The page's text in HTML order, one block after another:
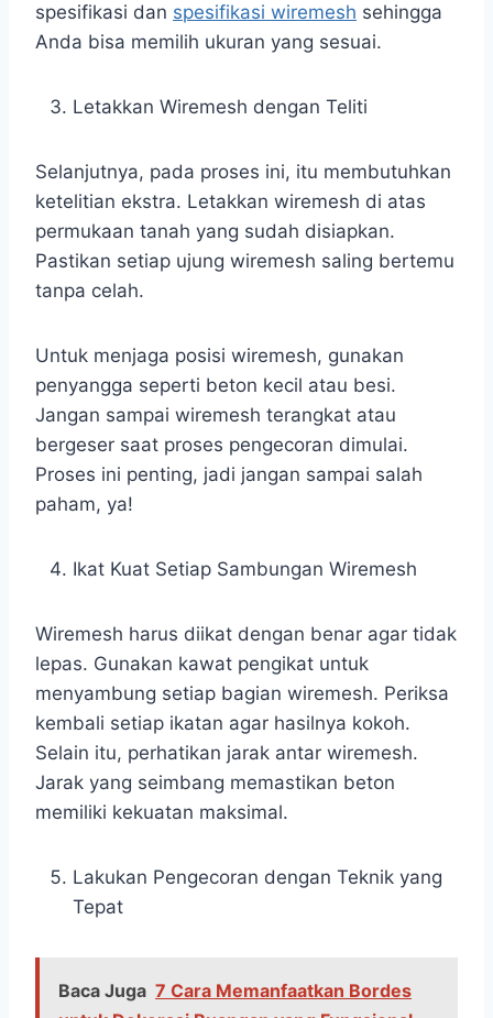
spesifikasi dan spesifikasi wiremesh sehingga
Anda bisa memilih ukuran yang sesuai.
Letakkan Wiremesh dengan Teliti
Selanjutnya, pada proses ini, itu membutuhkan
ketelitian ekstra. Letakkan wiremesh di atas
permukaan tanah yang sudah disiapkan.
Pastikan setiap ujung wiremesh saling bertemu
tanpa celah.
Untuk menjaga posisi wiremesh, gunakan
penyangga seperti beton kecil atau besi.
Jangan sampai wiremesh terangkat atau
bergeser saat proses pengecoran dimulai.
Proses ini penting, jadi jangan sampai salah
paham, ya!
Ikat Kuat Setiap Sambungan Wiremesh
Wiremesh harus diikat dengan benar agar tidak
lepas. Gunakan kawat pengikat untuk
menyambung setiap bagian wiremesh. Periksa
kembali setiap ikatan agar hasilnya kokoh.
Selain itu, perhatikan jarak antar wiremesh.
Jarak yang seimbang memastikan beton
memiliki kekuatan maksimal.
Lakukan Pengecoran dengan Teknik yang
Tepat
Baca Juga 7 Cara Memanfaatkan Bordes